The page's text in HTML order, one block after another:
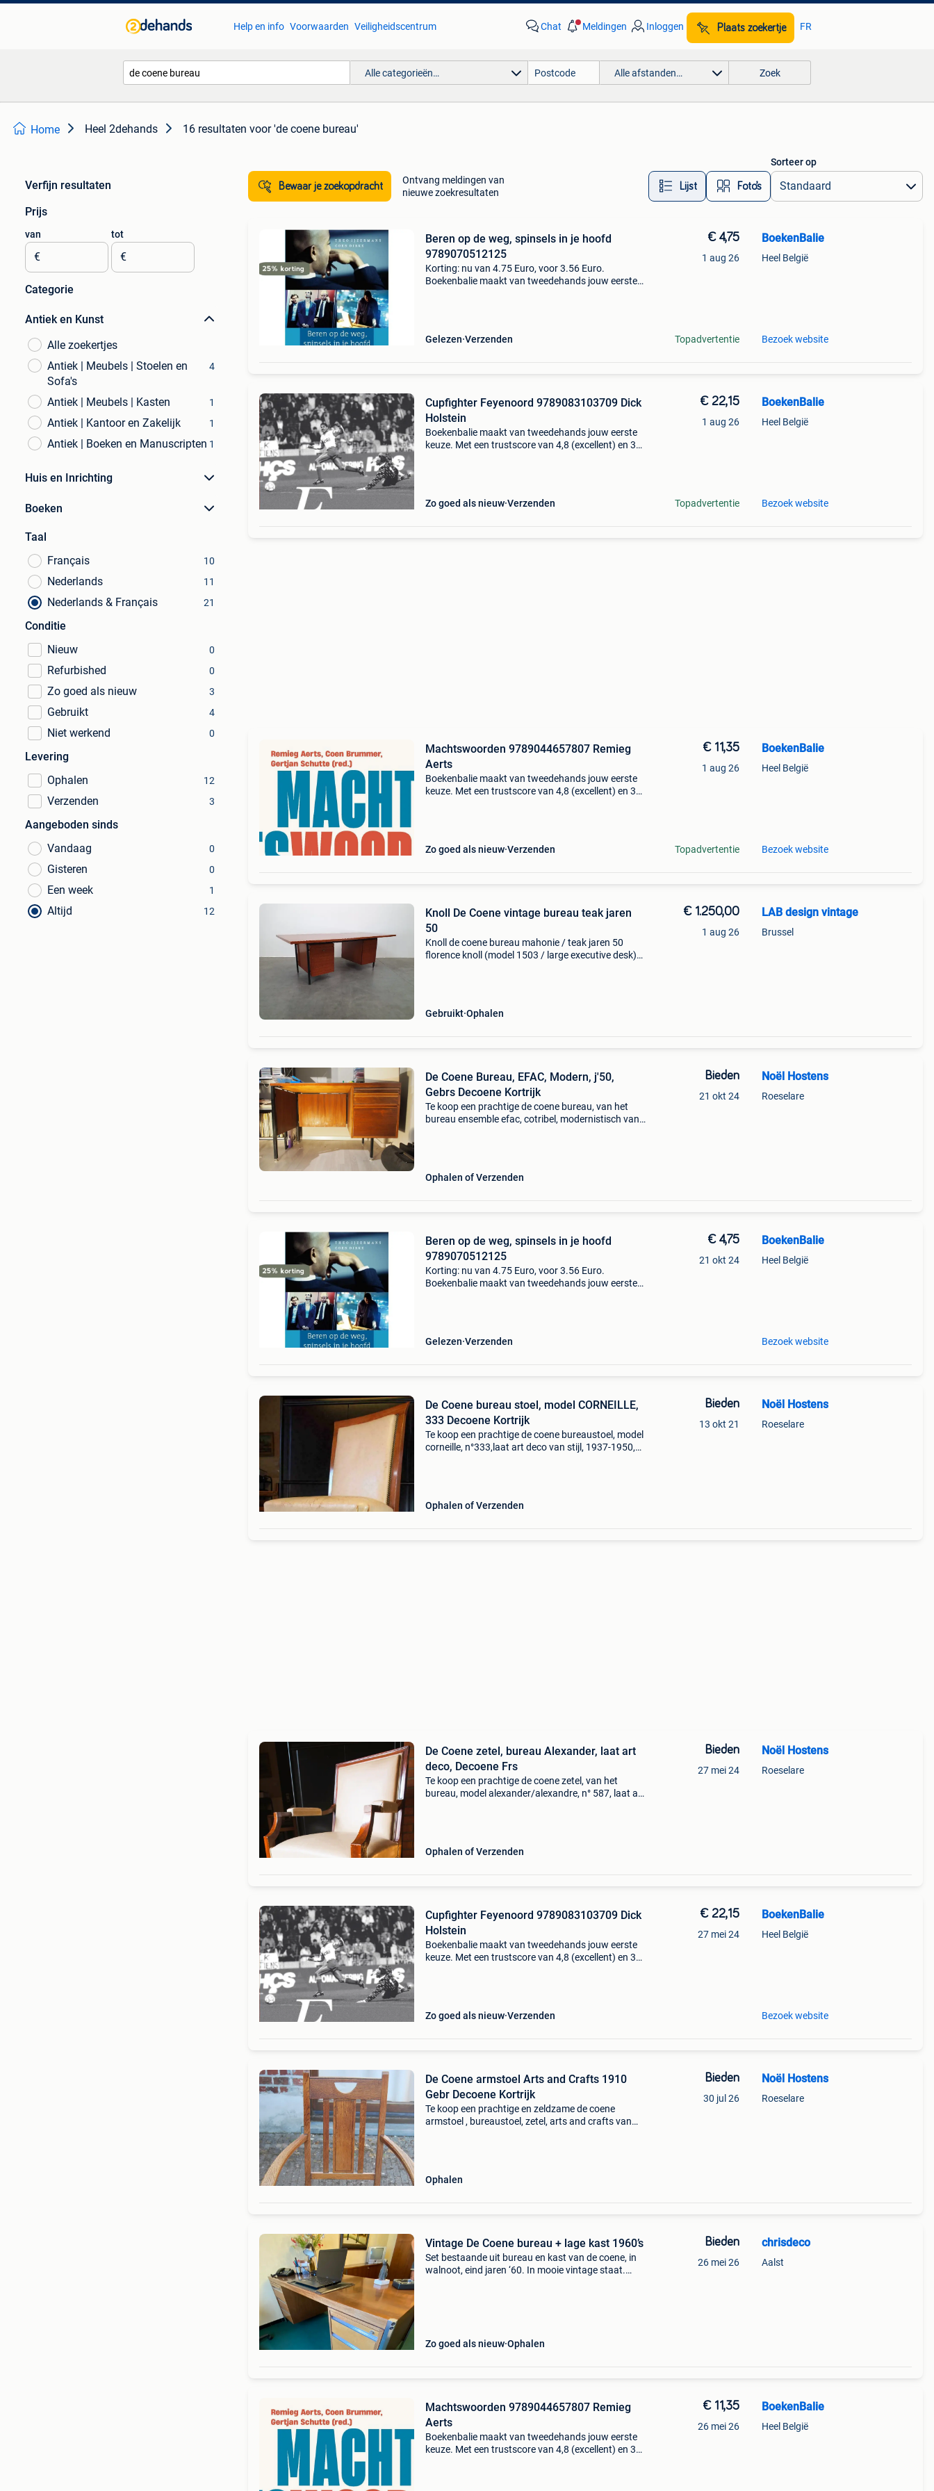
Help en info Voorwaarden Veiligheidscentrum Chat Meldingen Inloggen Plaats zoekertje FR
Alle categorieën… Alle afstanden… Zoek
Home Heel 2dehands 16 resultaten voor 'de coene bureau'
Verfijn resultaten
Prijs
van
€
tot
€
Categorie
Antiek en Kunst
Alle zoekertjes
Antiek | Meubels | Stoelen en
Sofa's
4
Antiek | Meubels | Kasten 1
Antiek | Kantoor en Zakelijk 1
Antiek | Boeken en Manuscripten 1
Huis en Inrichting
Boeken
Taal
Français
10
Nederlands 11
Nederlands & Français 21
Conditie
Nieuw
0
Refurbished 0
Zo goed als nieuw 3
Gebruikt 4
Niet werkend 0
Levering
Ophalen
12
Verzenden 3
Aangeboden sinds
Vandaag
0
Gisteren 0
Een week 1
Altijd 12
Bewaar je zoekopdracht
Ontvang meldingen van
nieuwe zoekresultaten
Lijst Foto’s
Sorteer op
Beren op de weg, spinsels in je hoofd
9789070512125
Korting: nu van 4.75 Euro, voor 3.56 Euro.
Boekenbalie maakt van tweedehands jouw eerste
Gelezen Verzenden
€ 4,75
1 aug 26
Topadvertentie
BoekenBalie
Heel België
Bezoek website
Cupfighter Feyenoord 9789083103709 Dick
Holstein
Boekenbalie maakt van tweedehands jouw eerste
keuze. Met een trustscore van 4,8 (excellent) en 30
Zo goed als nieuw Verzenden
€ 22,15
1 aug 26
Topadvertentie
BoekenBalie
Heel België
Bezoek website
Machtswoorden 9789044657807 Remieg
Aerts
Boekenbalie maakt van tweedehands jouw eerste
keuze. Met een trustscore van 4,8 (excellent) en 30
Zo goed als nieuw Verzenden
€ 11,35
1 aug 26
Topadvertentie
BoekenBalie
Heel België
Bezoek website
Knoll De Coene vintage bureau teak jaren
50
Knoll de coene bureau mahonie / teak jaren 50
florence knoll (model 1503 / large executive desk)
Gebruikt Ophalen
€ 1.250,00
1 aug 26
LAB design vintage
Brussel
De Coene Bureau, EFAC, Modern, j'50,
Gebrs Decoene Kortrijk
Te koop een prachtige de coene bureau, van het
bureau ensemble efac, cotribel, modernistisch van
Ophalen of Verzenden
Bieden
21 okt 24
Noël Hostens
Roeselare
Beren op de weg, spinsels in je hoofd
9789070512125
Korting: nu van 4.75 Euro, voor 3.56 Euro.
Boekenbalie maakt van tweedehands jouw eerste
Gelezen Verzenden
€ 4,75
21 okt 24
BoekenBalie
Heel België
Bezoek website
De Coene bureau stoel, model CORNEILLE,
333 Decoene Kortrijk
Te koop een prachtige de coene bureaustoel, model
corneille, n°333,laat art deco van stijl, 1937-1950,
Ophalen of Verzenden
Bieden
13 okt 21
Noël Hostens
Roeselare
De Coene zetel, bureau Alexander, laat art
deco, Decoene Frs
Te koop een prachtige de coene zetel, van het
bureau, model alexander/alexandre, n° 587, laat art
Ophalen of Verzenden
Bieden
27 mei 24
Noël Hostens
Roeselare
Cupfighter Feyenoord 9789083103709 Dick
Holstein
Boekenbalie maakt van tweedehands jouw eerste
keuze. Met een trustscore van 4,8 (excellent) en 30
Zo goed als nieuw Verzenden
€ 22,15
27 mei 24
BoekenBalie
Heel België
Bezoek website
De Coene armstoel Arts and Crafts 1910
Gebr Decoene Kortrijk
Te koop een prachtige en zeldzame de coene
armstoel , bureaustoel, zetel, arts and crafts van
Ophalen
Bieden
30 jul 26
Noël Hostens
Roeselare
Vintage De Coene bureau + lage kast 1960’s
Set bestaande uit bureau en kast van de coene, in
walnoot, eind jaren ‘60. In mooie vintage staat.
Zo goed als nieuw Ophalen
Bieden
26 mei 26
chrisdeco
Aalst
Machtswoorden 9789044657807 Remieg
Aerts
Boekenbalie maakt van tweedehands jouw eerste
keuze. Met een trustscore van 4,8 (excellent) en 30
€ 11,35
26 mei 26
BoekenBalie
Heel België